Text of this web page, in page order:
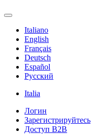
Italiano
English
Français
Deutsch
Español
Pусский
Italia
Логин
Зарегистрируйтесь
Доступ B2B